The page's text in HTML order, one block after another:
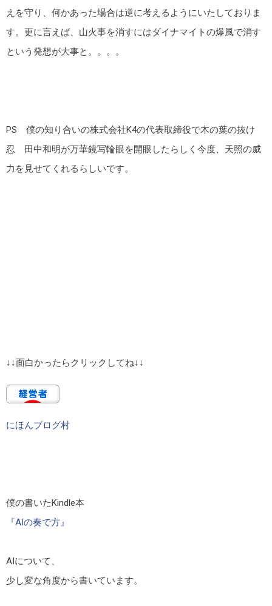
えを守り、何かあった場合は逆に考えるようにいたしておりま
す。更に言えば、山火事を消すにはダイナマイトの爆風で消す
という発想が大事と。。。。
PS 僕の知り合いの株式会社K4の代表取締役で木の葉の抜け
忍 田中和明が万華鏡写輪眼を開眼したらしく今度、天照の威
力を見せてくれるらしいです。
↓↓面白かったらクリックしてね↓↓
にほんブログ村
僕の書いたKindle本
『AIの奏で方』
AIについて、
少し変な角度から書いています。